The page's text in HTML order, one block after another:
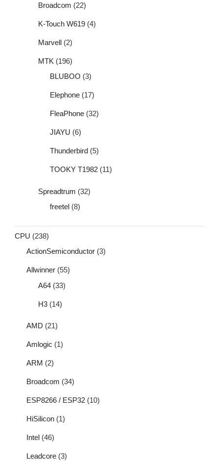
Broadcom (22)
K-Touch W619 (4)
Marvell (2)
MTK (196)
BLUBOO (3)
Elephone (17)
FleaPhone (32)
JIAYU (6)
Thunderbird (5)
TOOKY T1982 (11)
Spreadtrum (32)
freetel (8)
CPU (238)
ActionSemiconductor (3)
Allwinner (55)
A64 (33)
H3 (14)
AMD (21)
Amlogic (1)
ARM (2)
Broadcom (34)
ESP8266 / ESP32 (10)
HiSilicon (1)
Intel (46)
Leadcore (3)